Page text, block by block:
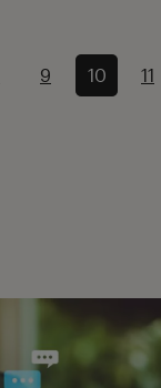
9 10 11